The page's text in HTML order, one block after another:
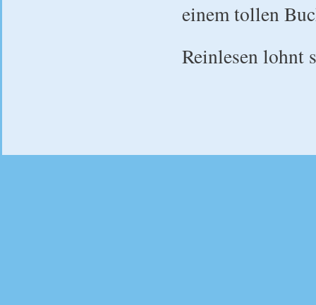
einem tollen
Reinlesen lohnt